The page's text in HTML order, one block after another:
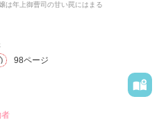
は年上御曹司の甘い罠にはまる
98ページ